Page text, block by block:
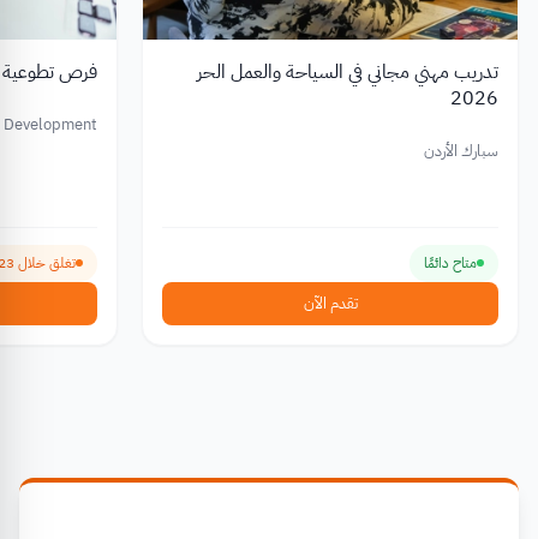
تدريب مهني مجاني في السياحة والعمل الحر
2026
سبارك الأردن
متاح دائمًا
تقدم الآن
فرص تطوعية
تغلق خلال 23 يوم